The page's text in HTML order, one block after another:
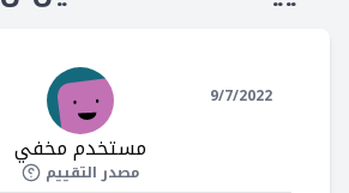
الجدول
مستخدم مخفي
مصدر التقييم
9/7/2022